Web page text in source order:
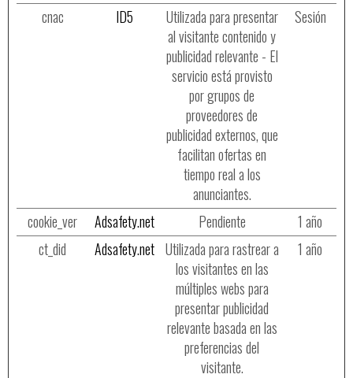
cnac ID5
Utilizada para presentar
al visitante contenido y
publicidad relevante - El
servicio está provisto
por grupos de
proveedores de
publicidad externos, que
facilitan ofertas en
tiempo real a los
anunciantes.
Sesión
cookie_ver Adsafety.net Pendiente
1 año
ct_did
Adsafety.net Utilizada para rastrear a
los visitantes en las
múltiples webs para
presentar publicidad
relevante basada en las
preferencias del
visitante.
1 año